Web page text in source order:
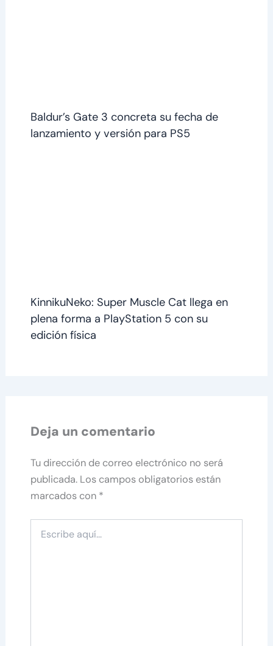
Baldur’s Gate 3 concreta su fecha de
lanzamiento y versión para PS5
KinnikuNeko: Super Muscle Cat llega en
plena forma a PlayStation 5 con su
edición física
Deja un comentario
Tu dirección de correo electrónico no será
publicada. Los campos obligatorios están
marcados con *
aquí...